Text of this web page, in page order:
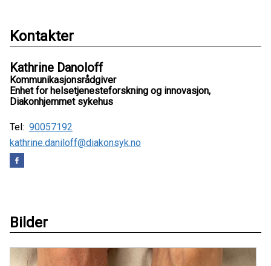
Kontakter
Kathrine Danoloff
Kommunikasjonsrådgiver
Enhet for helsetjenesteforskning og innovasjon,
Diakonhjemmet sykehus
Tel: 90057192
kathrine.daniloff@diakonsyk.no
Bilder